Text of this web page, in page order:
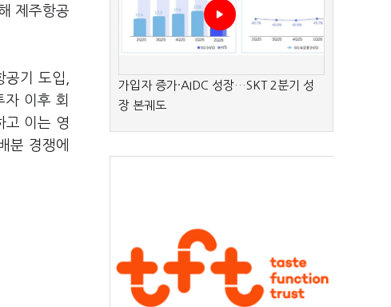
제주항공
기 도입,
이후 회
고 이는 영
분 경쟁에
가입자 증가·AIDC 성장…SKT 2분기 성
장 본궤도